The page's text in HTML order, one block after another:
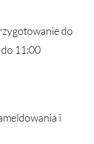
do
11:00
i